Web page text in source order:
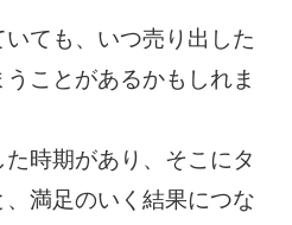
ても、いつ売り出した
ことがあるかもしれま
時期があり、そこにタ
満足のいく結果につな